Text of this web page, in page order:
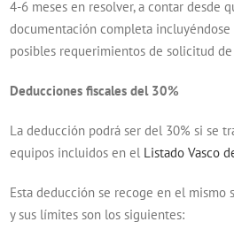
4-6 meses en resolver, a contar desde
documentación completa incluyéndose
posibles requerimientos de solicitud
Deducciones fiscales del 30%
La deducción podrá ser del 30% si se
equipos incluidos en el Listado Vasco
Esta deducción se recoge en el mismo
y sus límites son los siguientes: